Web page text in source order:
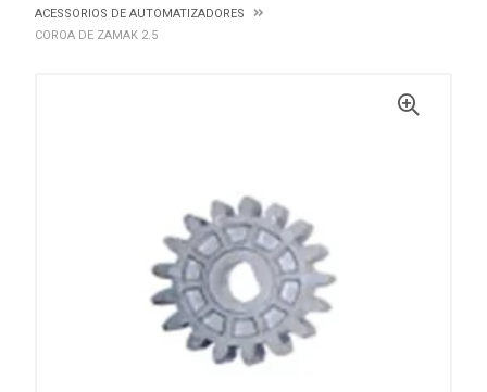
ACESSORIOS DE AUTOMATIZADORES
COROA DE ZAMAK 2.5